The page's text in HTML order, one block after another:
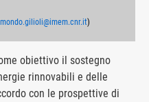
)
obiettivo il sostegno
rinnovabili e delle
con le prospettive di